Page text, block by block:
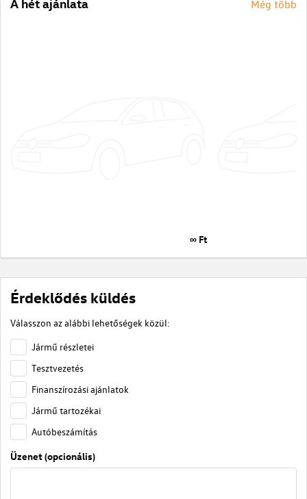
A hét ajánlata Még több
∞ Ft
Érdeklődés küldés
Válasszon az alábbi lehetőségek közül:
Jármű részletei
Tesztvezetés
Finanszírozási ajánlatok
Jármű tartozékai
Autóbeszámítás
Üzenet (opcionális)